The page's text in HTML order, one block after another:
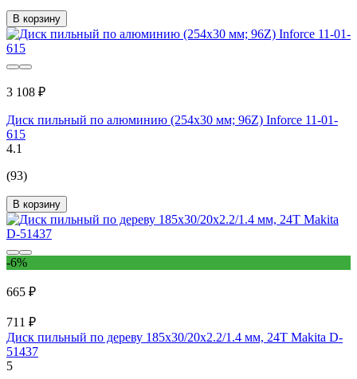
В корзину
3 108 ₽
Диск пильный по алюминию (254х30 мм; 96Z) Inforce 11-01-
615
4.1
(93)
В корзину
-6%
665 ₽
711 ₽
Диск пильный по дереву 185x30/20x2.2/1.4 мм, 24T Makita D-
51437
5